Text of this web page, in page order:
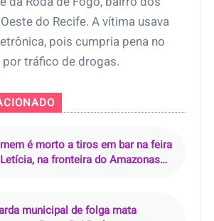
do Recife. A vítima usava
pois cumpria pena no
tráfico de drogas.
é morto a tiros em bar na feira
na fronteira do Amazonas
municipal de folga mata